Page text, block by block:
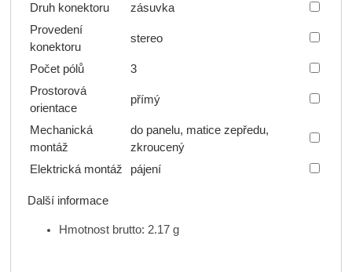
Druh konektoru
zásuvka
Provedení
konektoru
stereo
Počet pólů
3
Prostorová
orientace
přímý
Mechanická
montáž
do panelu, matice zepředu,
zkroucený
Elektrická montáž
pájení
Další informace
Hmotnost brutto: 2.17 g